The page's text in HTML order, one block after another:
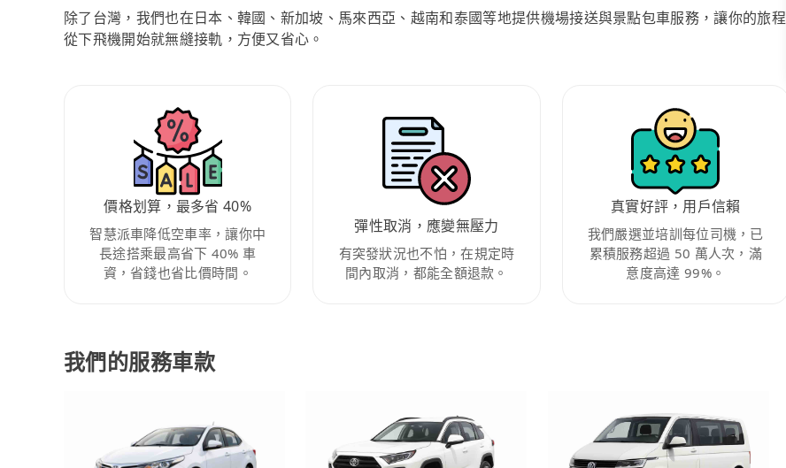
除了台灣，我們也在日本、韓國、新加坡、馬來西亞、越南和泰國等地提供機場接送與景點包車服務，讓你的旅程
從下飛機開始就無縫接軌，方便又省心。
價格划算，最多省 40%
智慧派車降低空車率，讓你中
長途搭乘最高省下 40% 車
資，省錢也省比價時間。
彈性取消，應變無壓力
有突發狀況也不怕，在規定時
間內取消，都能全額退款。
真實好評，用戶信賴
我們嚴選並培訓每位司機，已
累積服務超過 50 萬人次，滿
意度高達 99%。
我們的服務車款